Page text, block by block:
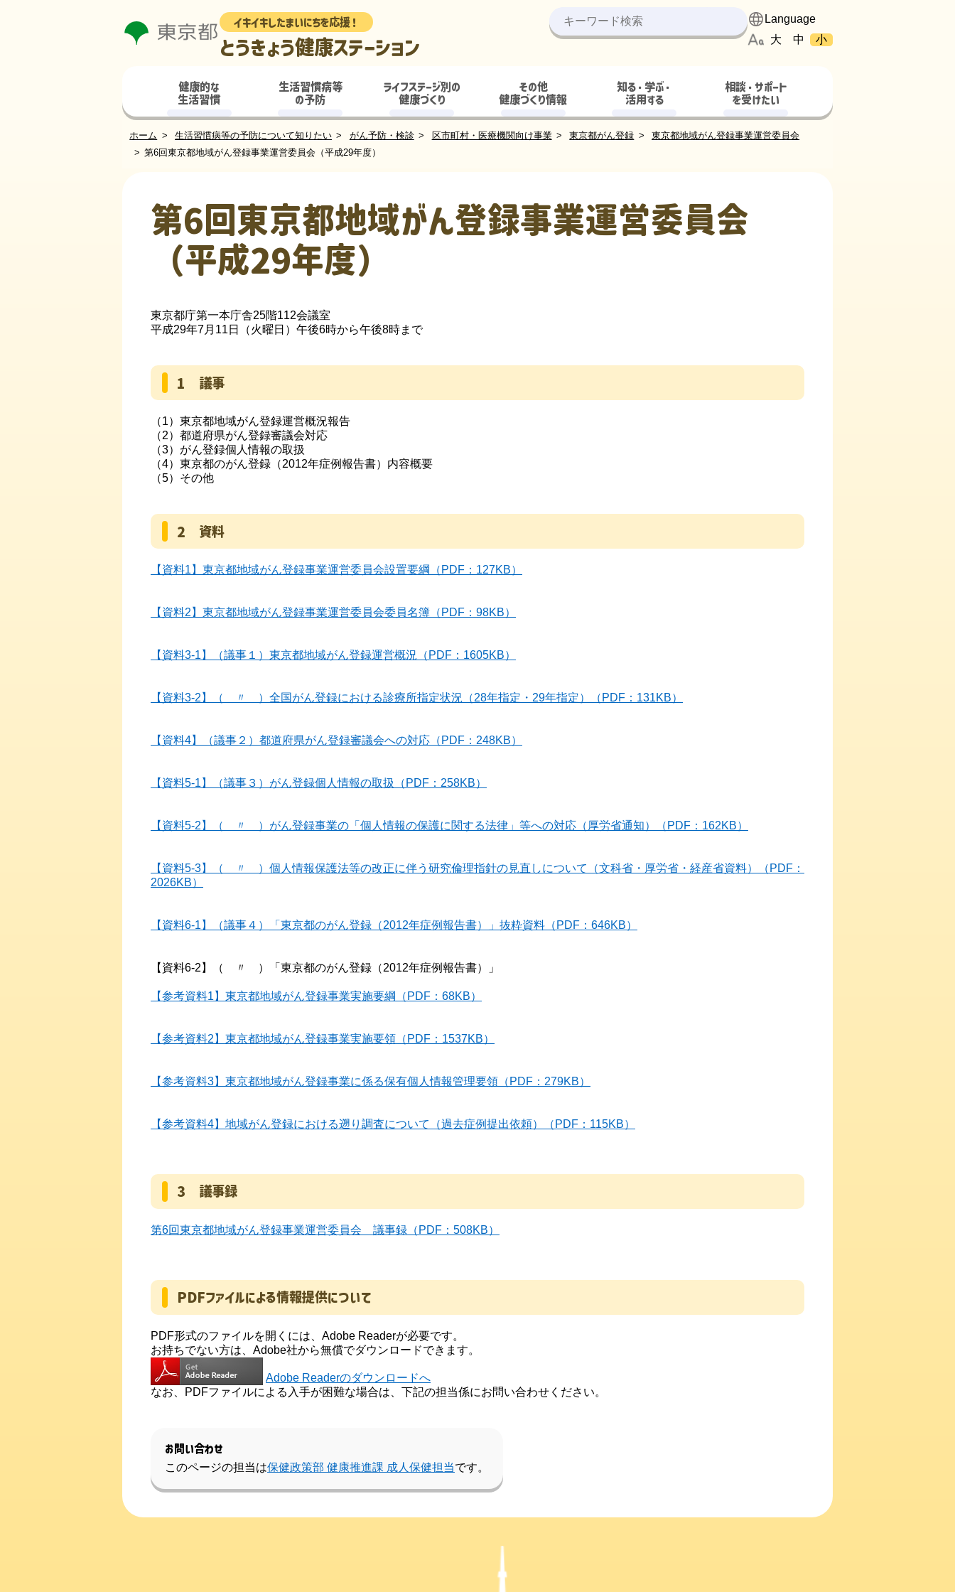
イキイキしたまいにちを応援！
とうきょう健康ステーション 大 中 小
健康的な
生活習慣
生活習慣病等
の予防
ライフステージ別の
健康づくり
その他
健康づくり情報
知る・学ぶ・
活用する
相談・サポート
を受けたい
ホーム 生活習慣病等の予防について知りたい がん予防・検診 区市町村・医療機関向け事業 東京都がん登録
東京都地域がん登録事業運営委員会
第6回東京都地域がん登録事業運営委員会（平成29年度）
第6回東京都地域がん登録事業運営委員会
（平成29年度）
東京都庁第一本庁舎25階112会議室
平成29年7月11日（火曜日）午後6時から午後8時まで
1 議事
（1）東京都地域がん登録運営概況報告
（2）都道府県がん登録審議会対応
（3）がん登録個人情報の取扱
（4）東京都のがん登録（2012年症例報告書）内容概要
（5）その他
2 資料
【資料1】東京都地域がん登録事業運営委員会設置要綱（PDF：127KB）
【資料2】東京都地域がん登録事業運営委員会委員名簿（PDF：98KB）
【資料3-1】（議事１）東京都地域がん登録運営概況（PDF：1605KB）
【資料3-2】（ 〃 ）全国がん登録における診療所指定状況（28年指定・29年指定）（PDF：131KB）
【資料4】（議事２）都道府県がん登録審議会への対応（PDF：248KB）
【資料5-1】（議事３）がん登録個人情報の取扱（PDF：258KB）
【資料5-2】（ 〃 ）がん登録事業の「個人情報の保護に関する法律」等への対応（厚労省通知）（PDF：162KB）
【資料5-3】（ 〃 ）個人情報保護法等の改正に伴う研究倫理指針の見直しについて（文科省・厚労省・経産省資料）（PDF：
2026KB）
【資料6-1】（議事４）「東京都のがん登録（2012年症例報告書）」抜粋資料（PDF：646KB）
【資料6-2】（ 〃 ）「東京都のがん登録（2012年症例報告書）」
【参考資料1】東京都地域がん登録事業実施要綱（PDF：68KB）
【参考資料2】東京都地域がん登録事業実施要領（PDF：1537KB）
【参考資料3】東京都地域がん登録事業に係る保有個人情報管理要領（PDF：279KB）
【参考資料4】地域がん登録における遡り調査について（過去症例提出依頼）（PDF：115KB）
3 議事録
第6回東京都地域がん登録事業運営委員会 議事録（PDF：508KB）
PDFファイルによる情報提供について
PDF形式のファイルを開くには、Adobe Readerが必要です。
お持ちでない方は、Adobe社から無償でダウンロードできます。
Adobe Readerのダウンロードへ
なお、PDFファイルによる入手が困難な場合は、下記の担当係にお問い合わせください。
お問い合わせ
このページの担当は保健政策部 健康推進課 成人保健担当です。